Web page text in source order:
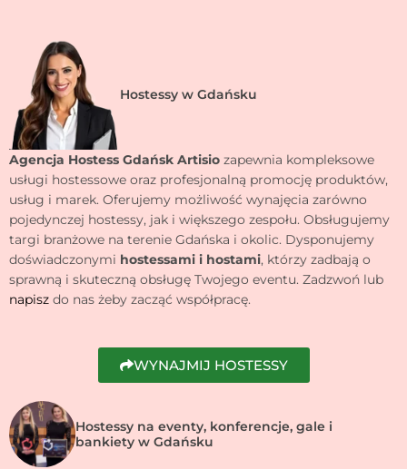
Hostessy w Gdańsku
Agencja Hostess Gdańsk Artisio zapewnia kompleksowe
usługi hostessowe oraz profesjonalną promocję produktów,
usług i marek. Oferujemy możliwość wynajęcia zarówno
pojedynczej hostessy, jak i większego zespołu. Obsługujemy
targi branżowe na terenie Gdańska i okolic. Dysponujemy
doświadczonymi hostessami i hostami, którzy zadbają o
sprawną i skuteczną obsługę Twojego eventu. Zadzwoń lub
napisz do nas żeby zacząć współpracę.
WYNAJMIJ HOSTESSY
Hostessy na eventy, konferencje, gale i
bankiety w Gdańsku